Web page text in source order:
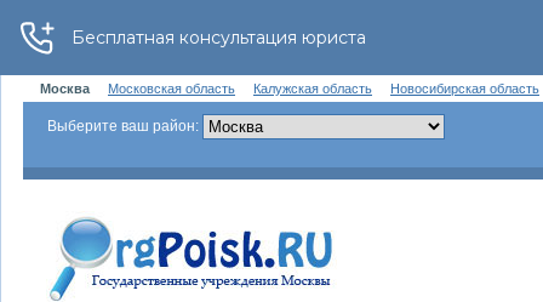
Москва Московская область Калужская область Новосибирская область
Выберите ваш район: